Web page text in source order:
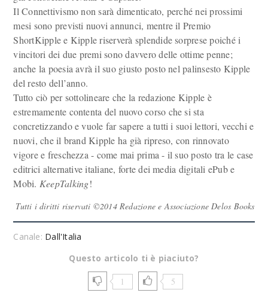
Il Connettivismo non sarà dimenticato, perché nei prossimi
mesi sono previsti nuovi annunci, mentre il Premio
ShortKipple e Kipple riserverà splendide sorprese poiché i
vincitori dei due premi sono davvero delle ottime penne;
anche la poesia avrà il suo giusto posto nel palinsesto Kipple
del resto dell’anno.
Tutto ciò per sottolineare che la redazione Kipple è
estremamente contenta del nuovo corso che si sta
concretizzando e vuole far sapere a tutti i suoi lettori, vecchi e
nuovi, che il brand Kipple ha già ripreso, con rinnovato
vigore e freschezza - come mai prima - il suo posto tra le case
editrici alternative italiane, forte dei media digitali ePub e
Mobi. KeepTalking!
Tutti i diritti riservati ©2014 Redazione e Associazione Delos Books
Canale: Dall'Italia
Questo articolo ti è piaciuto?
1 5